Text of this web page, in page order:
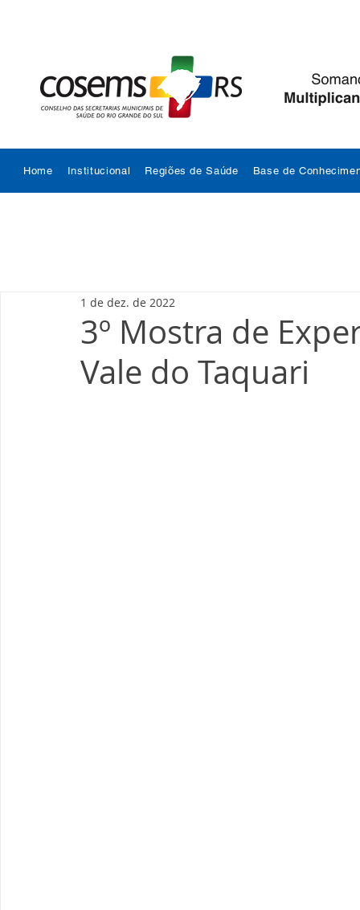
Home Institucional Regiões de Saúde Base de
3º Mostra de
Vale do Taquari
1 de dez. de 2022